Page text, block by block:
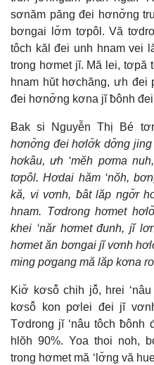
sơnăm păng đei hơnơ̆ng
bơngai lơ̆m tơpôl. Vă
tôch kăl đei unh hnam vei
trong hơmet jĭ. Mă lei, tơpă
hnam hŭt hơchăng, ưh
đei hơnơ̆ng kơna jĭ ƀônh
Ƀak si Nguyễn Thị Bé
hơnơ̆ng đei hơlơ̆k dơ̆ng
hơkâu, ưh ‘mĕh pơma
tơpôl. Hơdai hăm ‘nŏh,
kă, vi vơnh, ƀât lăp ngơ̆r
hnam. Tơdrong hơmet
khei ‘năr hơmet đunh, jĭ
hơmet ăn bơngai jĭ vơnh
ming pơgang mă lăp kơna
Kiơ̆ kơsô̆ chih jô̆, hrei
kơsô̆ kon pơlei đei jĭ
Tơdrong jĭ ‘nâu tôch
hlŏh 90%. Yoa thoi noh,
trong hơmet mă ‘lơ̆ng vă